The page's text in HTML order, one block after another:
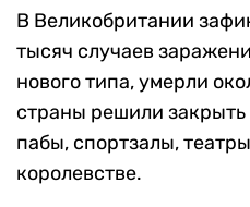
В Великобритании
тысяч случаев
нового типа, умерли
страны решили
пабы, спортзалы,
королевстве.